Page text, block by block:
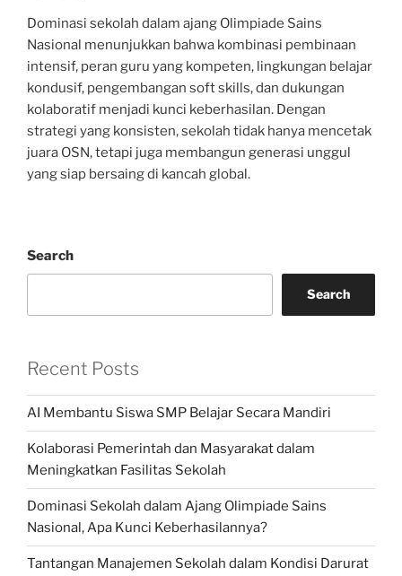
Dominasi sekolah dalam ajang Olimpiade Sains
Nasional menunjukkan bahwa kombinasi pembinaan
intensif, peran guru yang kompeten, lingkungan belajar
kondusif, pengembangan soft skills, dan dukungan
kolaboratif menjadi kunci keberhasilan. Dengan
strategi yang konsisten, sekolah tidak hanya mencetak
juara OSN, tetapi juga membangun generasi unggul
yang siap bersaing di kancah global.
Search
Search
Recent Posts
AI Membantu Siswa SMP Belajar Secara Mandiri
Kolaborasi Pemerintah dan Masyarakat dalam
Meningkatkan Fasilitas Sekolah
Dominasi Sekolah dalam Ajang Olimpiade Sains
Nasional, Apa Kunci Keberhasilannya?
Tantangan Manajemen Sekolah dalam Kondisi Darurat